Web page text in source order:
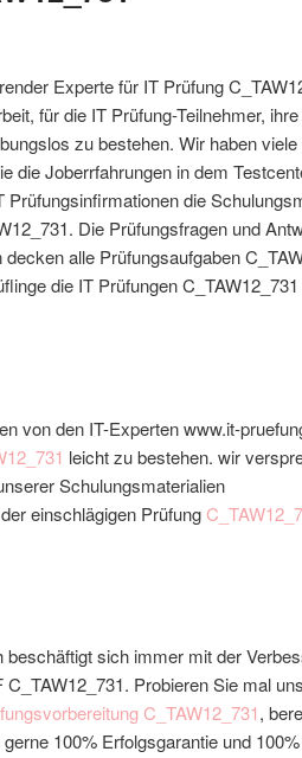
Experte für IT Prüfung
für die IT Prüfung-Teilnehmer, ihre
zu bestehen. Wir haben viele
die Joberrfahrungen in dem
die
Die Prüfungsfragen und
alle Prüfungsaufgaben
die IT Prüfungen C_TAW12_731
von den IT-Experten www.it-
leicht zu bestehen. wir
Schulungsmaterialien
einschlägigen Prüfung
sich immer mit der
Probieren Sie mal
C_TAW12_731,
100% Erfolgsgarantie und 100%